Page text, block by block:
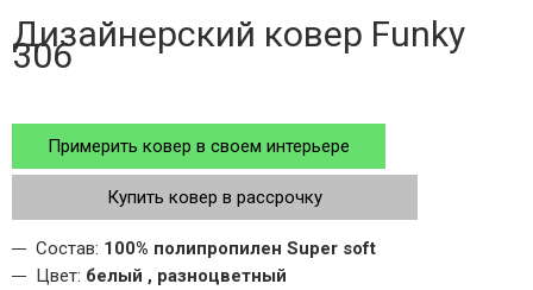
Дизайнерский ковер Funky
306
Примерить ковер в своем интерьере
Купить ковер в рассрочку
Состав: 100% полипропилен Super soft
Цвет: белый , разноцветный